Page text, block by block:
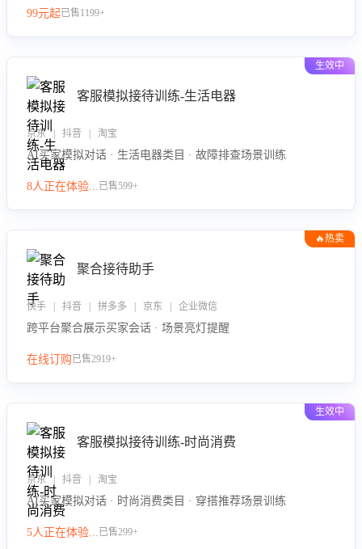
力。
99元起已售1199+
生效中
客服模拟接待训练-生活电器
京东 | 抖音 | 淘宝
AI买家模拟对话 · 生活电器类目 · 故障排查场景训练
8人正在体验...已售599+
🔥热卖
聚合接待助手
快手 | 抖音 | 拼多多 | 京东 | 企业微信
跨平台聚合展示买家会话 · 场景亮灯提醒
在线订购已售2919+
生效中
客服模拟接待训练-时尚消费
京东 | 抖音 | 淘宝
AI买家模拟对话 · 时尚消费类目 · 穿搭推荐场景训练
5人正在体验...已售299+